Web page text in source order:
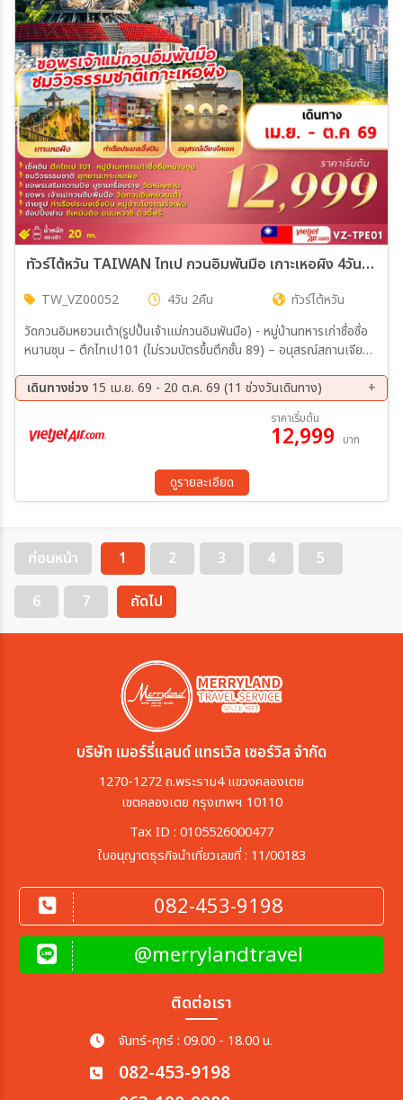
ทัวร์ไต้หวัน TAIWAN ไทเป กวนอิมพันมือ เกาะเหอผิง 4วัน 2คืน (VZ)
TW_VZ00052 4วัน 2คืน
ทัวร์ไต้หวัน
วัดกวนอิมหยวนเต้า(รูปปั้นเจ้าแม่กวนอิมพันมือ) - หมู่บ้านทหารเก่าซื่อซื่อ
หนานชุน – ตึกไทเป101 (ไม่รวมบัตรขึ้นตึกชั้น 89) – อนุสรณ์สถานเจียง
อุทยานเกาะเหอผิง(รวมค่าเข้าชม) - หมู่บ้านประมงเจิ้งปิน – ซีเหมินติง ร้าน
สร้อยสุขภาพ GERMANIUM – DUTY FREE - วัดหลงซาน – ถนนหวาซี
– MITSUI OUTLET
เดินทางช่วง 15 เม.ย. 69 - 20 ต.ค. 69 (11 ช่วงวันเดินทาง)
20 ส.ค. 69 - 23 ส.ค. 69
29 ส.ค. 69 - 01 ก.ย. 69
04 ก.ย. 69 - 07 ก.ย. 69
18 ก.ย. 69 - 21 ก.ย. 69
02 ต.ค. 69 - 05 ต.ค. 69
15 ต.ค. 69 - 18 ต.ค. 69
ราคาเริ่มต้น
12,999 บาท
ดูรายละเอียด
ก่อนหน้า 1 2 3 4
5
6
7 ถัดไป
บริษัท เมอร์รี่แลนด์ แทรเวิล เซอร์วิส จำกัด
1270-1272 ถ.พระราม4 แขวงคลองเตย
เขตคลองเตย กรุงเทพฯ 10110
Tax ID : 0105526000477
ใบอนุญาตธุรกิจนำเที่ยวเลขที่ : 11/00183
082-453-9198
@merrylandtravel
ติดต่อเรา
จันทร์-ศุกร์ : 09.00 - 18.00 น.
082-453-9198